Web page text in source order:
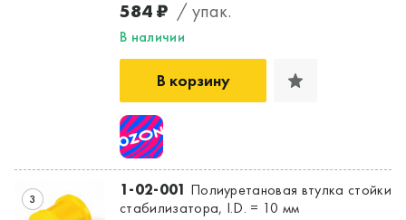
584 ₽ / упак.
В наличии
В корзину
3 1-02-001 Полиуретановая втулка стойки
стабилизатора, I.D. = 10 мм